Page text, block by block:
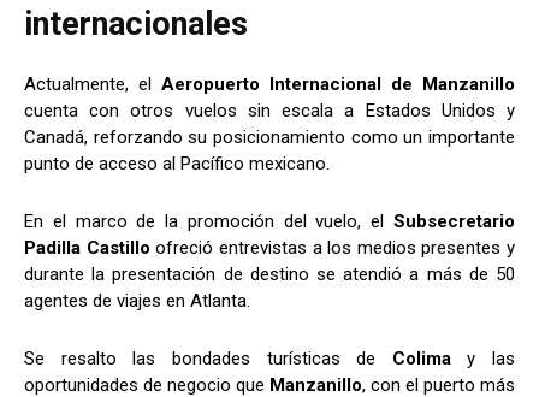
internacionales
Actualmente, el Aeropuerto Internacional de Manzanillo
cuenta con otros vuelos sin escala a Estados Unidos y
Canadá, reforzando su posicionamiento como un importante
punto de acceso al Pacífico mexicano.
En el marco de la promoción del vuelo, el Subsecretario
Padilla Castillo ofreció entrevistas a los medios presentes y
durante la presentación de destino se atendió a más de 50
agentes de viajes en Atlanta.
Se resalto las bondades turísticas de Colimay las
oportunidades de negocio que Manzanillo, con el puerto más